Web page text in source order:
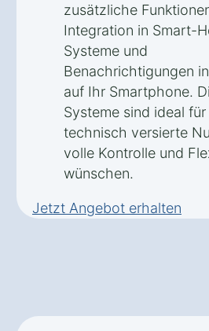
zusätzliche
Integration in Smart-
Systeme und
Benachrichtigungen
auf Ihr Smartphone.
Systeme sind ideal für
technisch versierte
volle Kontrolle und
wünschen.
Jetzt Angebot erhalten